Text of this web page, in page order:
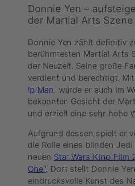
Donnie Yen –
der Martial Arts Szene
Donnie Yen zählt definitiv
berühmtesten Martial Arts
der Neuzeit. Seine große
verdient und berechtigt.
Ip Man , wurde er auch im
bekannten Gesicht der
und erzielt eine sehr hohe
Aufgrund dessen spielt er
die Rolle eines blinden Jedi
neuen Star Wars Kino Film
One“. Dort stellt Donnie
eindrucksvolle Kunst des